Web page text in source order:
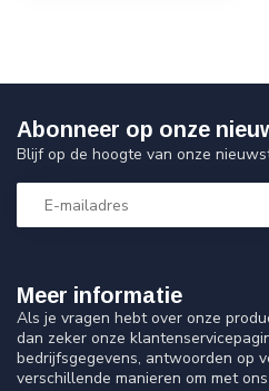
Meer informatie
Als je vragen hebt over onze
dan zeker onze
bedrijfsgegevens, antwoorden op
verschillende manieren om met
Abonneer op onze
Blijf op de hoogte van onze